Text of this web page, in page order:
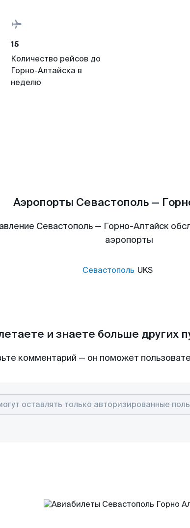
15
Количество рейсов до
Горно-Алтайска в
неделю
Аэропорты Севастополь —
Севастополь — Горно-Алтайск
аэропорты
Севастополь UKS
и знаете больше других
комментарий — он поможет